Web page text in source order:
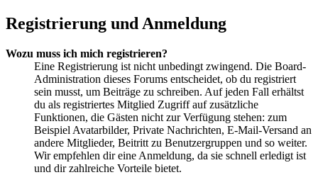
Registrierung und Anmeldung
Wozu muss ich mich registrieren?
Eine Registrierung ist nicht unbedingt zwingend. Die Board-
Administration dieses Forums entscheidet, ob du registriert
sein musst, um Beiträge zu schreiben. Auf jeden Fall erhältst
du als registriertes Mitglied Zugriff auf zusätzliche
Funktionen, die Gästen nicht zur Verfügung stehen: zum
Beispiel Avatarbilder, Private Nachrichten, E-Mail-Versand an
andere Mitglieder, Beitritt zu Benutzergruppen und so weiter.
Wir empfehlen dir eine Anmeldung, da sie schnell erledigt ist
und dir zahlreiche Vorteile bietet.